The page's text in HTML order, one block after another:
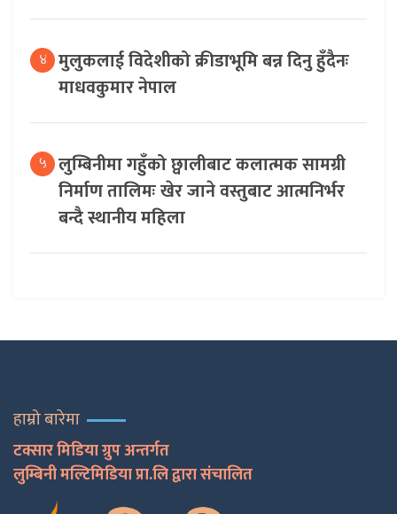
४ मुलुकलाई विदेशीको क्रीडाभूमि बन्न दिनु हुँदैनः
माधवकुमार नेपाल
५ लुम्बिनीमा गहुँको छ्वालीबाट कलात्मक सामग्री
निर्माण तालिमः खेर जाने वस्तुबाट आत्मनिर्भर
बन्दै स्थानीय महिला
हाम्रो बारेमा
टक्सार मिडिया ग्रुप अन्तर्गत
लुम्बिनी मल्टिमिडिया प्रा.लि द्वारा संचालित